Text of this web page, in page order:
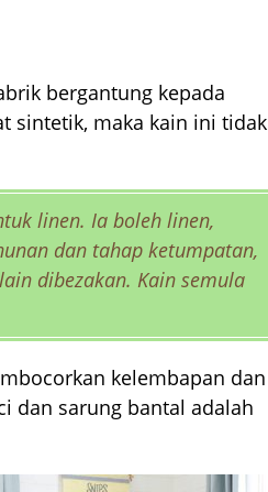
bergantung kepada
sintetik, maka kain ini tidak
linen. Ia boleh linen,
dan tahap ketumpatan,
dibezakan. Kain semula
kelembapan dan
dan sarung bantal adalah